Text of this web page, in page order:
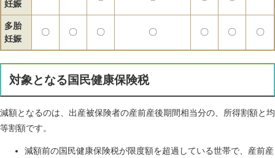
妊娠
多胎
妊娠
〇 〇 〇 〇 〇 〇 〇
対象となる国民健康保険税
減額となるのは、出産被保険者の産前産後期間相当分の、所得割額と均
等割額です。
減額前の国民健康保険税が限度額を超過している世帯で、産前産